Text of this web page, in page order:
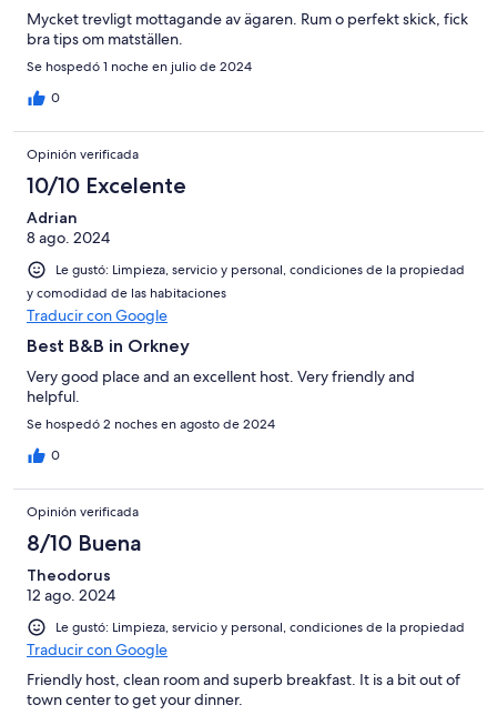
Mycket trevligt mottagande av ägaren. Rum o perfekt skick, fick
bra tips om matställen.
Se hospedó 1 noche en julio de 2024
0
Opinión verificada
10/10 Excelente
Adrian
8 ago. 2024
Le gustó: Limpieza, servicio y personal, condiciones de la propiedad
y comodidad de las habitaciones
Traducir con Google
Best B&B in Orkney
Very good place and an excellent host. Very friendly and
helpful.
Se hospedó 2 noches en agosto de 2024
0
Opinión verificada
8/10 Buena
Theodorus
12 ago. 2024
Le gustó: Limpieza, servicio y personal, condiciones de la propiedad
Traducir con Google
Friendly host, clean room and superb breakfast. It is a bit out of
town center to get your dinner.